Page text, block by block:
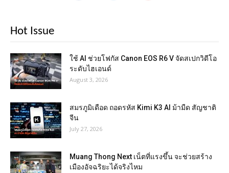
Hot Issue
ใช้ AI ช่วยโฟกัส Canon EOS R6 V จัดสเปกวิดีโอ
ระดับไฮเอนด์
August 3, 2026
สมรภูมิเดือด ถอดรหัส Kimi K3 AI ม้ามืด สัญชาติ
จีน
July 27, 2026
Muang Thong Next เน็ตที่แรงขึ้น จะช่วยสร้าง
เมืองอัจฉริยะได้จริงไหม